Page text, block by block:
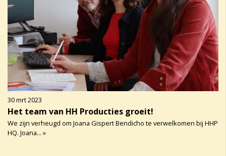
30 mrt 2023
Het team van HH Producties groeit!
We zijn verheugd om Joana Gispert Bendicho te verwelkomen bij HHP
HQ. Joana... »